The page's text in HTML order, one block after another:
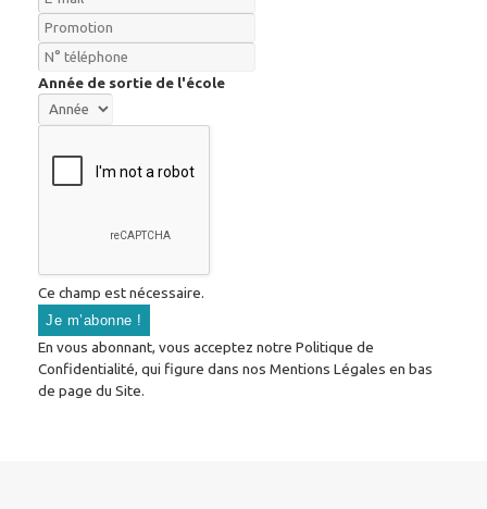
Année de sortie de l'école
Ce champ est nécessaire.
En vous abonnant, vous acceptez notre Politique de
Confidentialité, qui figure dans nos Mentions Légales en bas
de page du Site.